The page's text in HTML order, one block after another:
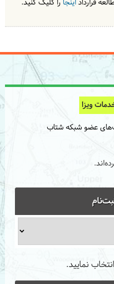
قرارداداینجا را کلیک کنید.
ویزا
عضو شبکه شتاب
نمایید.